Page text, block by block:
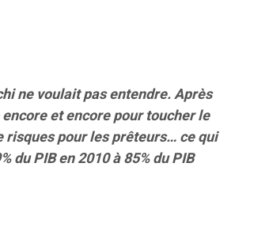
ne voulait pas entendre. Après
et encore pour toucher le
risques pour les prêteurs… ce qui
PIB en 2010 à 85% du PIB